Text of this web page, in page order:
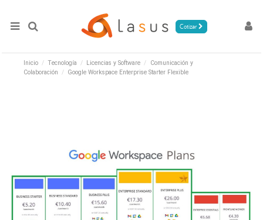
Cotizar
Inicio Tecnología Licencias y Software
Comunicación y
Colaboración
Google Workspace Enterprise Starter Flexible